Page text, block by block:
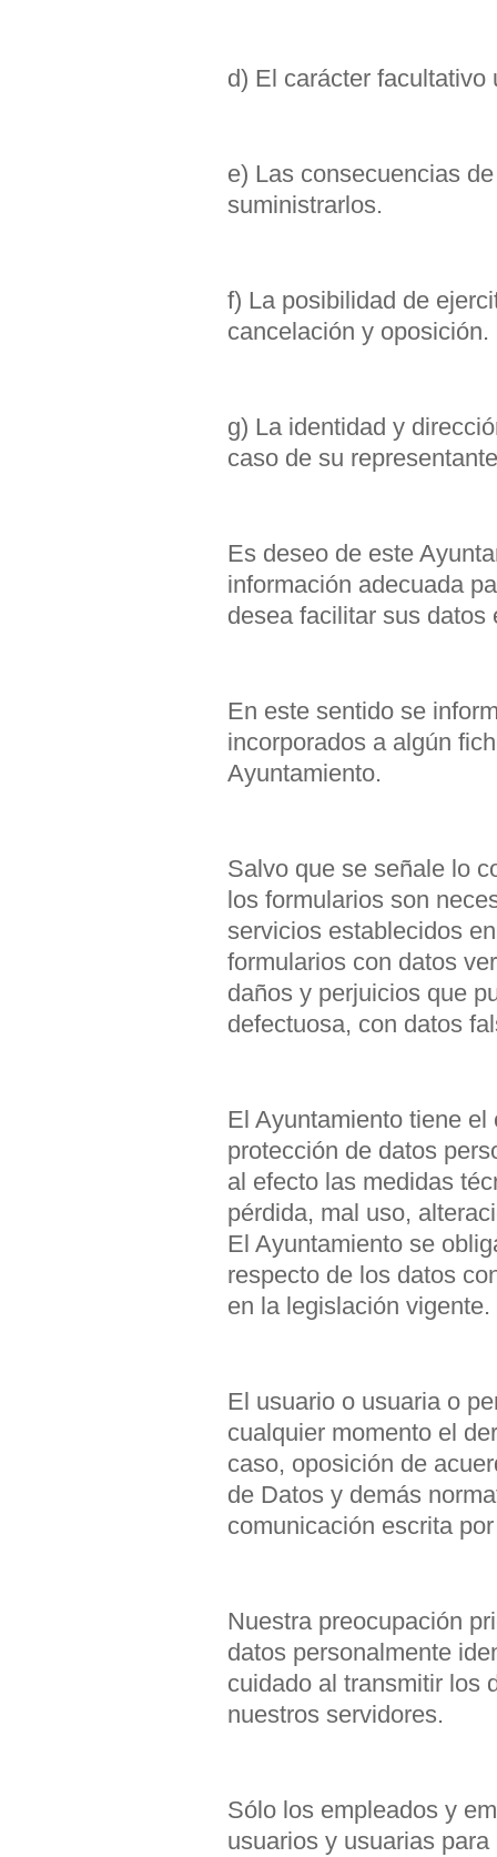
d) El carácter
e) Las consecuencias
suministrarlos.
f) La posibilidad de
cancelación y oposición.
g) La identidad y
caso de su
Es deseo de este
información adecuada
desea facilitar sus datos
En este sentido se
incorporados a algún
Ayuntamiento.
Salvo que se señale lo
los formularios son
servicios establecidos
formularios con datos
daños y perjuicios que
defectuosa, con datos
El Ayuntamiento tiene
protección de datos
al efecto las medidas
pérdida, mal uso,
El Ayuntamiento se
respecto de los datos
en la legislación vigente.
El usuario o usuaria o
cualquier momento el
caso, oposición de
de Datos y demás
comunicación escrita
Nuestra preocupación
datos personalmente
cuidado al transmitir los
nuestros servidores.
Sólo los empleados y
usuarios y usuarias